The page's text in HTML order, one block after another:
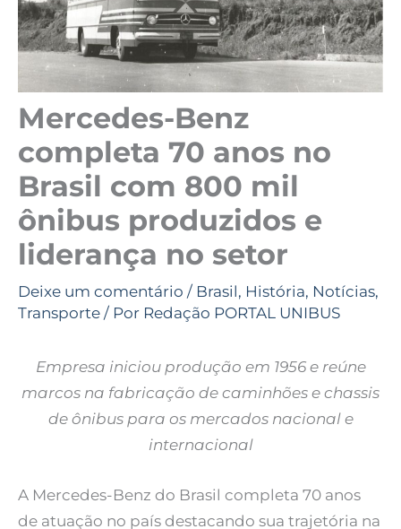
Mercedes-Benz
completa 70 anos no
Brasil com 800 mil
ônibus produzidos e
liderança no setor
Deixe um comentário / Brasil, História, Notícias,
Transporte / Por Redação PORTAL UNIBUS
Empresa iniciou produção em 1956 e reúne
marcos na fabricação de caminhões e chassis
de ônibus para os mercados nacional e
internacional
A Mercedes-Benz do Brasil completa 70 anos
de atuação no país destacando sua trajetória na